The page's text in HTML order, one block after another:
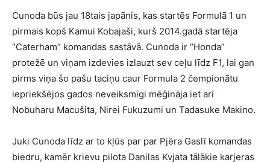
Cunoda būs jau 18tais japānis, kas startēs Formulā 1 un
pirmais kopš Kamui Kobajaši, kurš 2014.gadā startēja
“Caterham” komandas sastāvā. Cunoda ir “Honda”
protežē un viņam izdevies izlauzt sev ceļu līdz F1, lai gan
pirms viņa šo pašu taciņu caur Formula 2 čempionātu
iepriekšējos gados neveiksmīgi mēģināja iet arī
Nobuharu Macušita, Nirei Fukuzumi un Tadasuke Makino.
Juki Cunoda līdz ar to kļūs par par Pjēra Gaslī komandas
biedru, kamēr krievu pilota Danilas Kvjata tālākie karjeras